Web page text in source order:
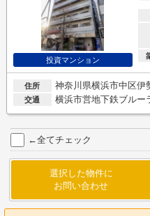
投資マンション
住所 神奈川県横浜市中区伊
交通 横浜市営地下鉄ブルー
←全てチェック
選択した物件に
お問い合わせ